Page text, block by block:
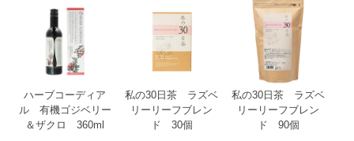
ハーブコーディア
ル 有機ゴジベリー
＆ザクロ 360ml
私の30日茶 ラズベ
リーリーフブレン
ド 30個
私の30日茶 ラズベ
リーリーフブレン
ド 90個